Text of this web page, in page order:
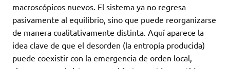
macroscópicos nuevos. El sistema ya no regresa
pasivamente al equilibrio, sino que puede reorganizarse
de manera cualitativamente distinta. Aquí aparece la
idea clave de que el desorden (la entropía producida)
puede coexistir con la emergencia de orden local,